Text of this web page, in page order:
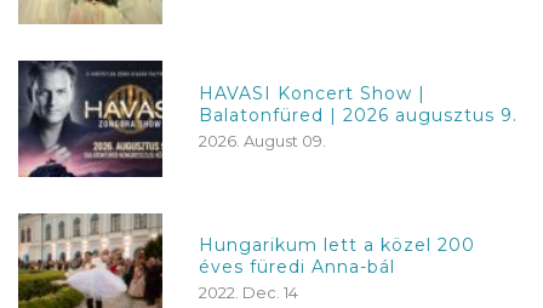
HAVASI Koncert Show |
Balatonfüred | 2026 augusztus 9.
2026. August 09.
Hungarikum lett a közel 200
éves füredi Anna-bál
2022. Dec. 14